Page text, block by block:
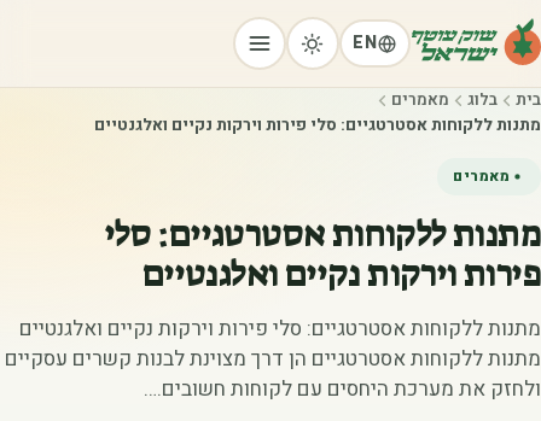
EN
בית בלוג
מאמרים
‫מתנות ללקוחות אסטרטגיים: סלי פירות וירקות נקיים ואלגנטיים‬
מאמרים
‫מתנות ללקוחות אסטרטגיים: סלי
פירות וירקות נקיים ואלגנטיים‬
מתנות ללקוחות אסטרטגיים: סלי פירות וירקות נקיים ואלגנטיים
מתנות ללקוחות אסטרטגיים הן דרך מצוינת לבנות קשרים עסקיים
ולחזק את מערכת היחסים עם לקוחות חשובים.…